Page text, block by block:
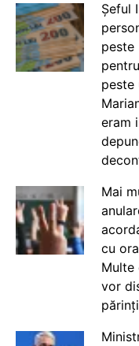
Șeful
peste
peste
eram
Mai
cu
Multe
vor